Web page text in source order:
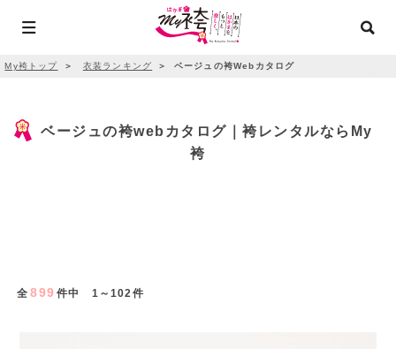
My袴トップ ＞ 衣装ランキング ＞ ベージュの袴Webカタログ
ベージュの袴webカタログ｜袴レンタルならMy
袴
全 899 件中 1～102件